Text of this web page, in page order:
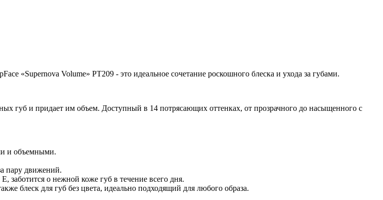
«Supernova Volume» PT209 - это идеальное сочетание роскошного блеска и ухода за губами.
губ и придает им объем. Доступный в 14 потрясающих оттенках, от прозрачного до насыщенного с
и объемными.
пару движений.
о нежной коже губ в течение всего дня.
блеск для губ без цвета, идеально подходящий для любого образа.